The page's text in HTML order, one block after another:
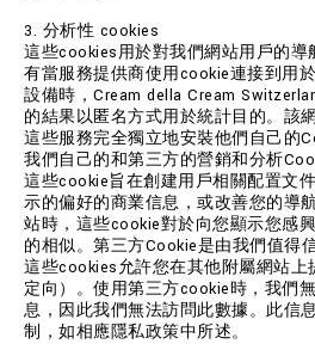
3. 分析性 cookies
這些cookies用於對我們網站用戶的導
有當服務提供商使用cookie連接到用
設備時，Cream della Cream
的結果以匿名方式用於統計目的。該
這些服務完全獨立地安裝他們自己的
我們自己的和第三方的營銷和分析
這些cookie旨在創建用戶相關配置文
示的偏好的商業信息，或改善您的導
站時，這些cookie對於向您顯示您感
的相似。第三方Cookie是由我們值得
這些cookies允許您在其他附屬網站
定向）。使用第三方cookie時，我們
息，因此我們無法訪問此數據。此信
制，如相應隱私政策中所述。